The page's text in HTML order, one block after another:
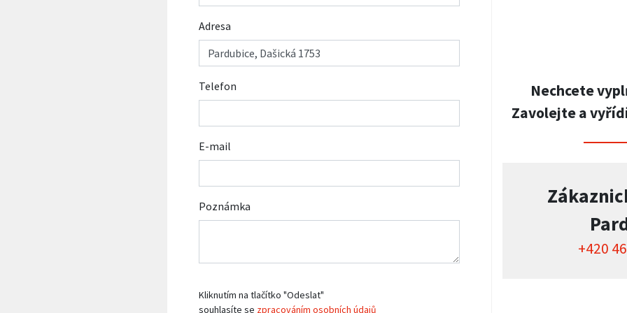
Adresa
Telefon
E-mail
Poznámka
Kliknutím na tlačítko "Odeslat"
souhlasíte se zpracováním osobních údajů
Nechcete
Zavolejte a
+420